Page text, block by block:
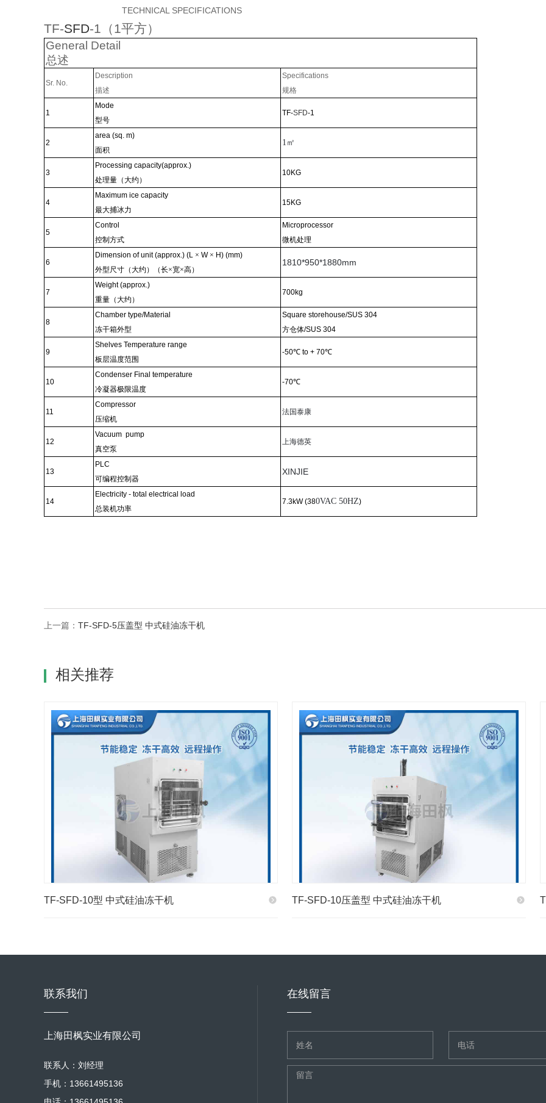
TECHNICAL SPECIFICATIONS
TF-SFD-1 （1平方）
General Detail
总述
Sr. No.
Description
描述
Specifications
规格
1
Mode
型号
TF-SFD-1
2
area (sq. m)
面积
1 ㎡
3
Processing capacity(approx.)
处理量（大约）
10KG
4
Maximum ice capacity
最大捕冰力
15KG
5
Control
控制方式
Microprocessor
微机处理
6
Dimension of unit (approx.) (L × W × H) (mm)
外型尺寸（大约）（长×宽×高）
1810*950*1880mm
7
Weight (approx.)
重量（大约）
700kg
8
Chamber type/Material
冻干箱外型
Square storehouse/SUS 304
方仓体/SUS 304
9
Shelves Temperature range
板层温度范围
-50℃ to + 70℃
10
Condenser Final temperature
冷凝器极限温度
-70℃
11
Compressor
压缩机
法国泰康
12
Vacuum pump
真空泵
上海德英
13
PLC
可编程控制器
XINJIE
14
Electricity - total electrical load
总装机功率
7.3kW (380VAC 50HZ)
上一篇： TF-SFD-5压盖型 中式硅油冻干机
相关推荐
TF-SFD-10型 中式硅油冻干机 TF-SFD-10压盖型 中式硅油冻干机
联系我们
上海田枫实业有限公司
联系人：刘经理
手机：13661495136
在线留言